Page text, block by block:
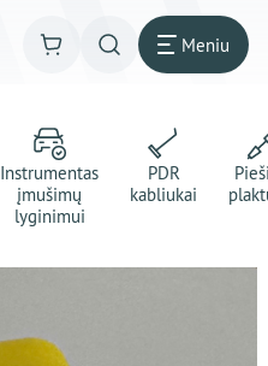
Meniu
Instrumentas
įmušimų
lyginimui
PDR
kabliukai